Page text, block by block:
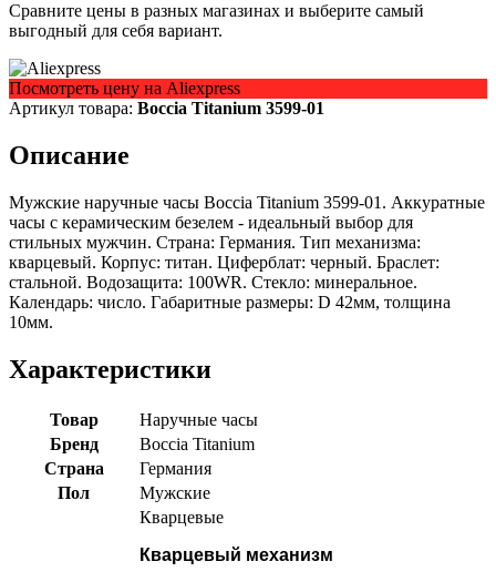
Сравните цены в разных магазинах и выберите самый
выгодный для себя вариант.
Посмотреть цену на Aliexpress
Артикул товара: Boccia Titanium 3599-01
Описание
Мужские наручные часы Boccia Titanium 3599-01. Аккуратные
часы с керамическим безелем - идеальный выбор для
стильных мужчин. Страна: Германия. Тип механизма:
кварцевый. Корпус: титан. Циферблат: черный. Браслет:
стальной. Водозащита: 100WR. Стекло: минеральное.
Календарь: число. Габаритные размеры: D 42мм, толщина
10мм.
Характеристики
Товар
Наручные часы
Бренд
Boccia Titanium
Страна
Германия
Пол
Мужские
Кварцевые
Кварцевый механизм